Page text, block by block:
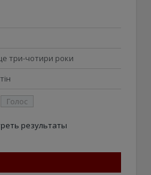
три-чотири роки
результаты